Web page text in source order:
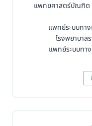
แพทยศาสตร์บัณฑิต
แพทย์ระบบทา
โรงพยาบา
แพทย์ระบบทา